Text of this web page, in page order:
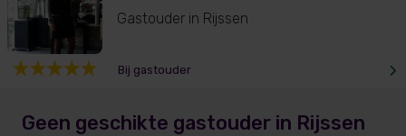
Gastouder in Rijssen
Bij gastouder
Geen geschikte gastouder in Rijssen